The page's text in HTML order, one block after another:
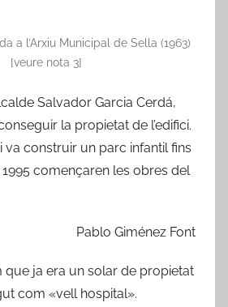
a l’Arxiu Municipal de Sella (1963)
[veure nota 3]
Salvador Garcia Cerdá,
la propietat de l’edifici.
va construir un parc infantil fins
començaren les obres del
Pablo Giménez Font
que ja era un solar de propietat
com «vell hospital».